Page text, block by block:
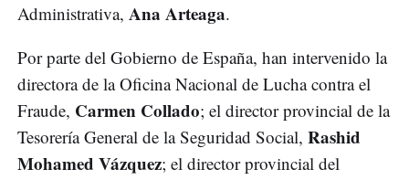
Administrativa, Ana Arteaga.
Por parte del Gobierno de España, han intervenido la
directora de la Oficina Nacional de Lucha contra el
Fraude, Carmen Collado; el director provincial de la
Tesorería General de la Seguridad Social, Rashid
Mohamed Vázquez; el director provincial del